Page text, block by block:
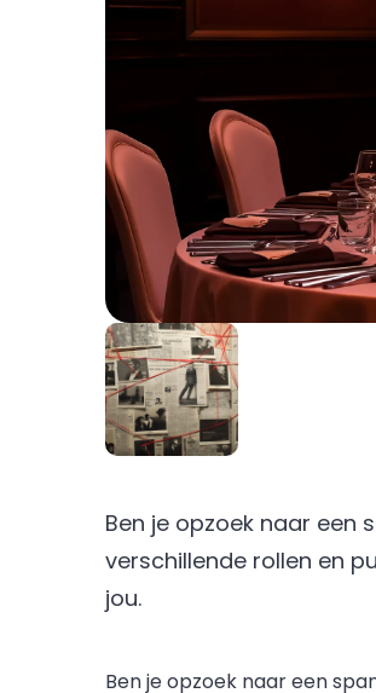
Ben je opzoek naar een
verschillende rollen en
jou.
Ben je opzoek naar een